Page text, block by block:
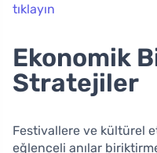
tıklayın
Ekonomik
Stratejiler
Festivallere ve kültürel
eğlenceli anılar